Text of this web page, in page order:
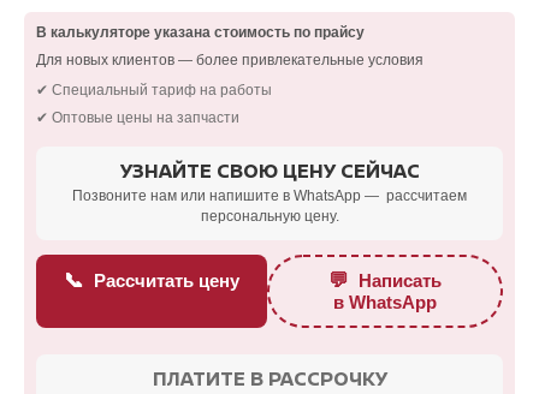
В калькуляторе указана стоимость по прайсу
Для новых клиентов — более привлекательные условия
✔ Специальный тариф на работы
✔ Оптовые цены на запчасти
УЗНАЙТЕ СВОЮ ЦЕНУ СЕЙЧАС
Позвоните нам или напишите в WhatsApp — рассчитаем
персональную цену.
📞 Рассчитать цену 💬 Написать
в WhatsApp
ПЛАТИТЕ В РАССРОЧКУ